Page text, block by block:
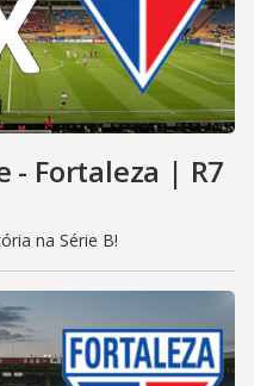
- Fortaleza | R7
na Série B!